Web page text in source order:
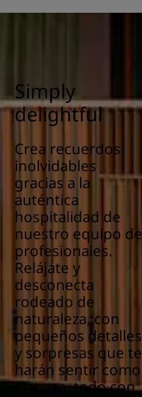
Simply
delightful
Crea recuerdos
inolvidables
gracias a la
auténtica
hospitalidad de
nuestro equipo de
profesionales.
Relájate y
desconecta
rodeado de
naturaleza, con
pequeños detalles
y sorpresas que te
harán sentir como
en casa, todo con